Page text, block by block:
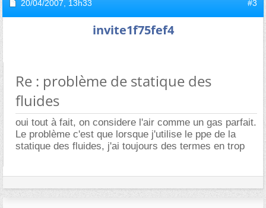
20/04/2007, 13h33 #3
invite1f75fef4
Re : problème de statique des
fluides
oui tout à fait, on considere l'air comme un gas parfait.
Le problème c'est que lorsque j'utilise le ppe de la
statique des fluides, j'ai toujours des termes en trop